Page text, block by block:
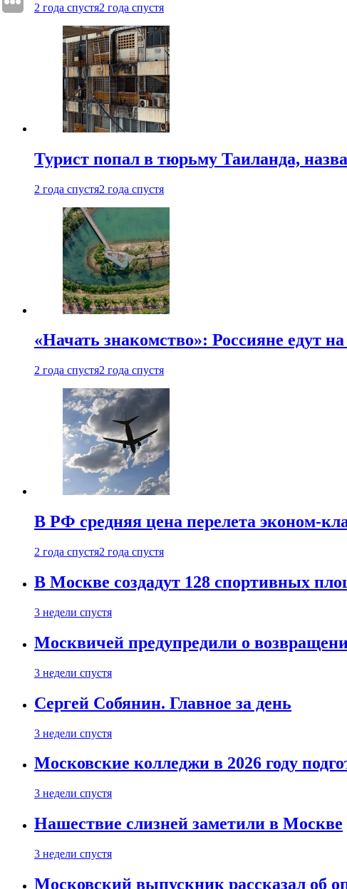
2 года спустя2 года спустя
Турист попал в тюрьму Таиланда,
2 года спустя2 года спустя
«Начать знакомство»: Россияне едут
2 года спустя2 года спустя
В РФ средняя цена перелета эконом-
2 года спустя2 года спустя
В Москве создадут 128 спортивных
3 недели спустя
Москвичей предупредили о
3 недели спустя
Сергей Собянин. Главное за день
3 недели спустя
Московские колледжи в 2026 году
3 недели спустя
Нашествие слизней заметили в Москве
3 недели спустя
Московский выпускник рассказал об